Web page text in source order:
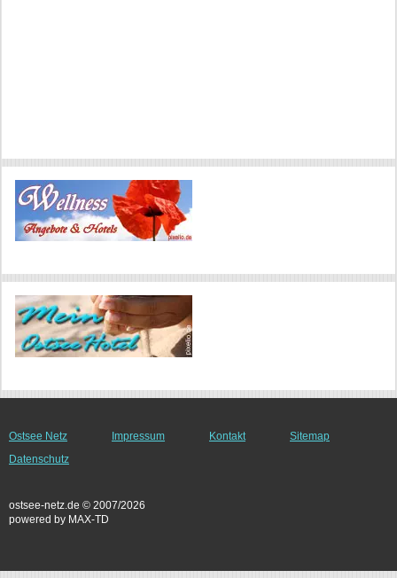
Ostsee Netz Impressum Kontakt
Sitemap
Datenschutz
ostsee-netz.de © 2007/2026
powered by MAX-TD